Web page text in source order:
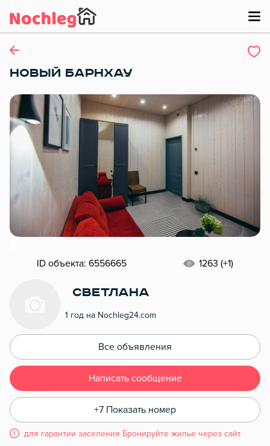
НОВЫЙ БАРНХАУ
ID объекта: 6556665 1263 (+1)
Светлана
1 год на Nochleg24.com
Все объявления
Написать сообщение
+7 Показать номер
для гарантии заселения Бронируйте жилье через сайт